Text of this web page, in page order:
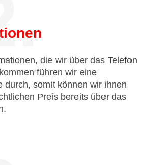
die wir über das Telefon
führen wir eine
durch, somit können wir ihnen
Preis bereits über das